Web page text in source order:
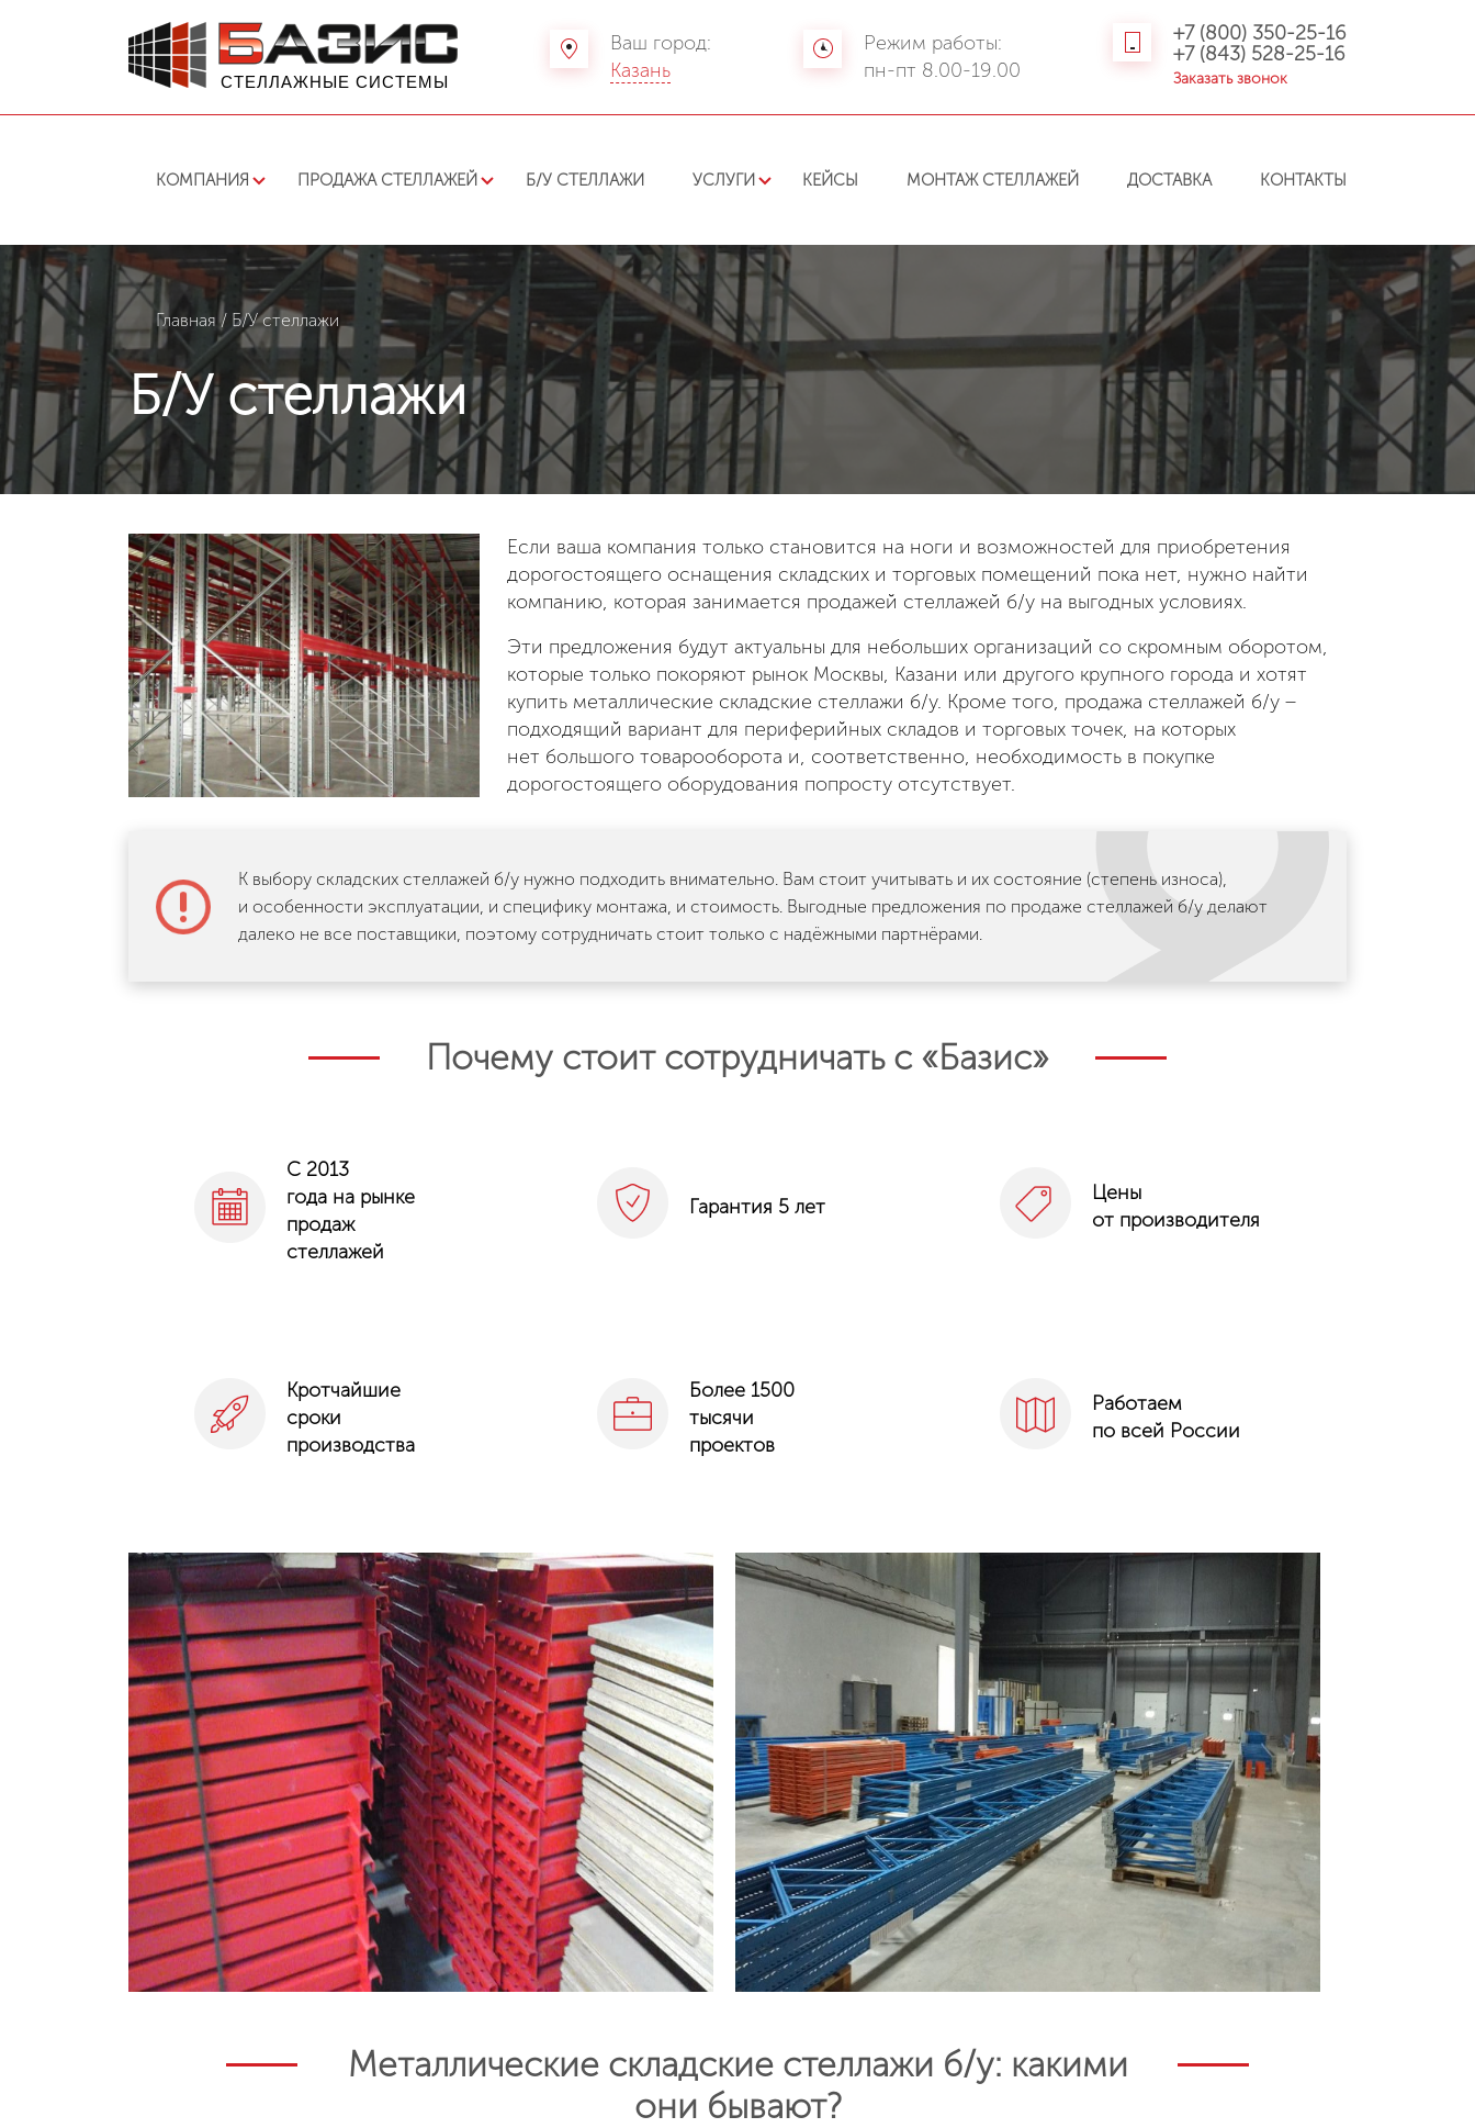
СТЕЛЛАЖНЫЕ СИСТЕМЫ
Ваш город:
Казань
Режим работы:
пн-пт 8.00-19.00
+7 (800) 350-25-16
+7 (843) 528-25-16
Заказать звонок
КОМПАНИЯ ПРОДАЖА СТЕЛЛАЖЕЙ Б/У СТЕЛЛАЖИ УСЛУГИ КЕЙСЫ МОНТАЖ СТЕЛЛАЖЕЙ ДОСТАВКА КОНТАКТЫ
Главная / Б/У стеллажи
Б/У стеллажи
Если ваша компания только становится на ноги и возможностей для приобретения
дорогостоящего оснащения складских и торговых помещений пока нет, нужно найти
компанию, которая занимается продажей стеллажей б/у на выгодных условиях.
Эти предложения будут актуальны для небольших организаций со скромным оборотом,
которые только покоряют рынок Москвы, Казани или другого крупного города и хотят
купить металлические складские стеллажи б/у. Кроме того, продажа стеллажей б/у −
подходящий вариант для периферийных складов и торговых точек, на которых
нет большого товарооборота и, соответственно, необходимость в покупке
дорогостоящего оборудования попросту отсутствует.
К выбору складских стеллажей б/у нужно подходить внимательно. Вам стоит учитывать и их состояние (степень износа),
и особенности эксплуатации, и специфику монтажа, и стоимость. Выгодные предложения по продаже стеллажей б/у делают
далеко не все поставщики, поэтому сотрудничать стоит только с надёжными партнёрами.
Почему стоит сотрудничать с «Базис»
С 2013
года на рынке
продаж
стеллажей
Гарантия 5 лет
Цены
от производителя
Кротчайшие
сроки
производства
Более 1500
тысячи
проектов
Работаем
по всей России
Металлические складские стеллажи б/у: какими
они бывают?